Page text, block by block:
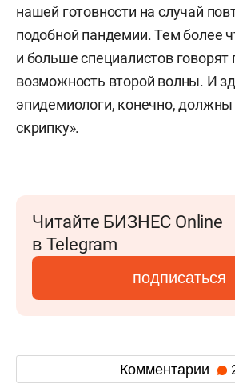
нашей готовности на случай
подобной пандемии. Тем более
и больше специалистов говорят
возможность второй волны. И
эпидемиологи, конечно,
скрипку».
Читайте БИЗНЕС Online
в Telegram
подписаться
Комментарии